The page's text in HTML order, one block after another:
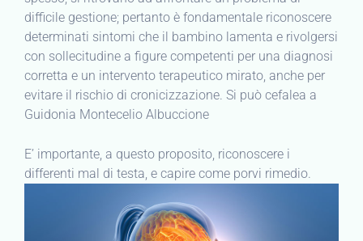
difficile gestione; pertanto è fondamentale riconoscere
determinati sintomi che il bambino lamenta e rivolgersi
con sollecitudine a figure competenti per una diagnosi
corretta e un intervento terapeutico mirato, anche per
evitare il rischio di cronicizzazione. Si può cefalea a
Guidonia Montecelio Albuccione
E’ importante, a questo proposito, riconoscere i
differenti mal di testa, e capire come porvi rimedio.